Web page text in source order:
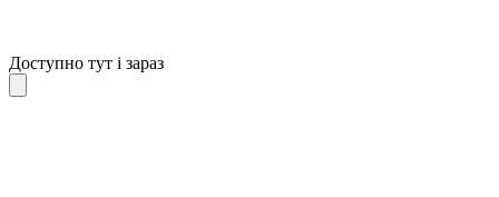
Доступно тут і зараз